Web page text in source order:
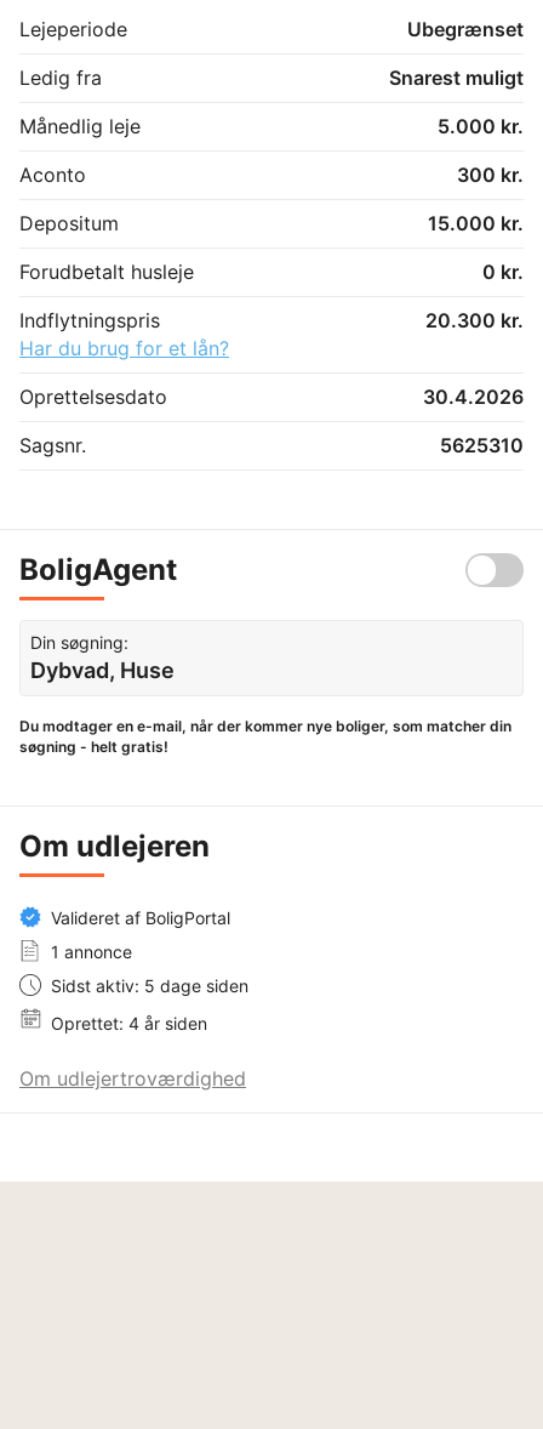
Lejeperiode
Ubegrænset
Ledig fra
Snarest muligt
Månedlig leje
5.000 kr.
Aconto
300 kr.
Depositum
15.000 kr.
Forudbetalt husleje
0 kr.
Indflytningspris
20.300 kr.
Har du brug for et lån?
Oprettelsesdato
30.4.2026
Sagsnr.
5625310
BoligAgent
Din søgning:
Dybvad, Huse
Du modtager en e-mail, når der kommer nye boliger, som matcher din
søgning - helt gratis!
Om udlejeren
Valideret af BoligPortal
1 annonce
Sidst aktiv: 5 dage siden
Oprettet: 4 år siden
Om udlejertroværdighed